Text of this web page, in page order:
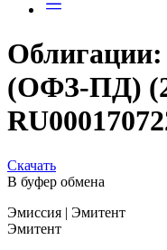
Облигации:
(ОФЗ-ПД)
Скачать
В буфер обмена
Эмиссия | Эмитент
Эмитент